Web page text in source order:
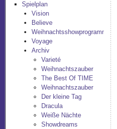
Spielplan
Vision
Believe
Weihnachtsshowprogramm
Voyage
Archiv
Varieté
Weihnachtszauber
The Best Of TIME
Weihnachtszauber
Der kleine Tag
Dracula
Weiße Nächte
Showdreams